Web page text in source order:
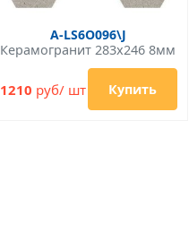
A-LS6O096\J
Керамогранит 283x246 8мм
1210 руб/ шт Купить